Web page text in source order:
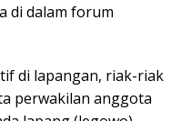
di dalam forum
di lapangan, riak-riak
perwakilan anggota